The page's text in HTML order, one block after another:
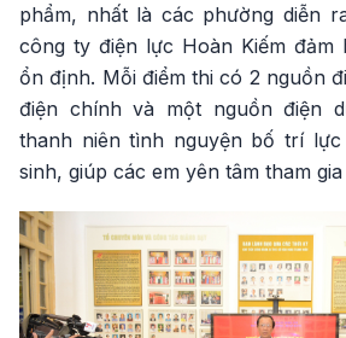
phẩm, nhất là các phường diễn
công ty điện lực Hoàn Kiếm đảm
ổn định. Mỗi điểm thi có 2 nguồn
điện chính và một nguồn điện
thanh niên tình nguyện bố trí
sinh, giúp các em yên tâm tham gia